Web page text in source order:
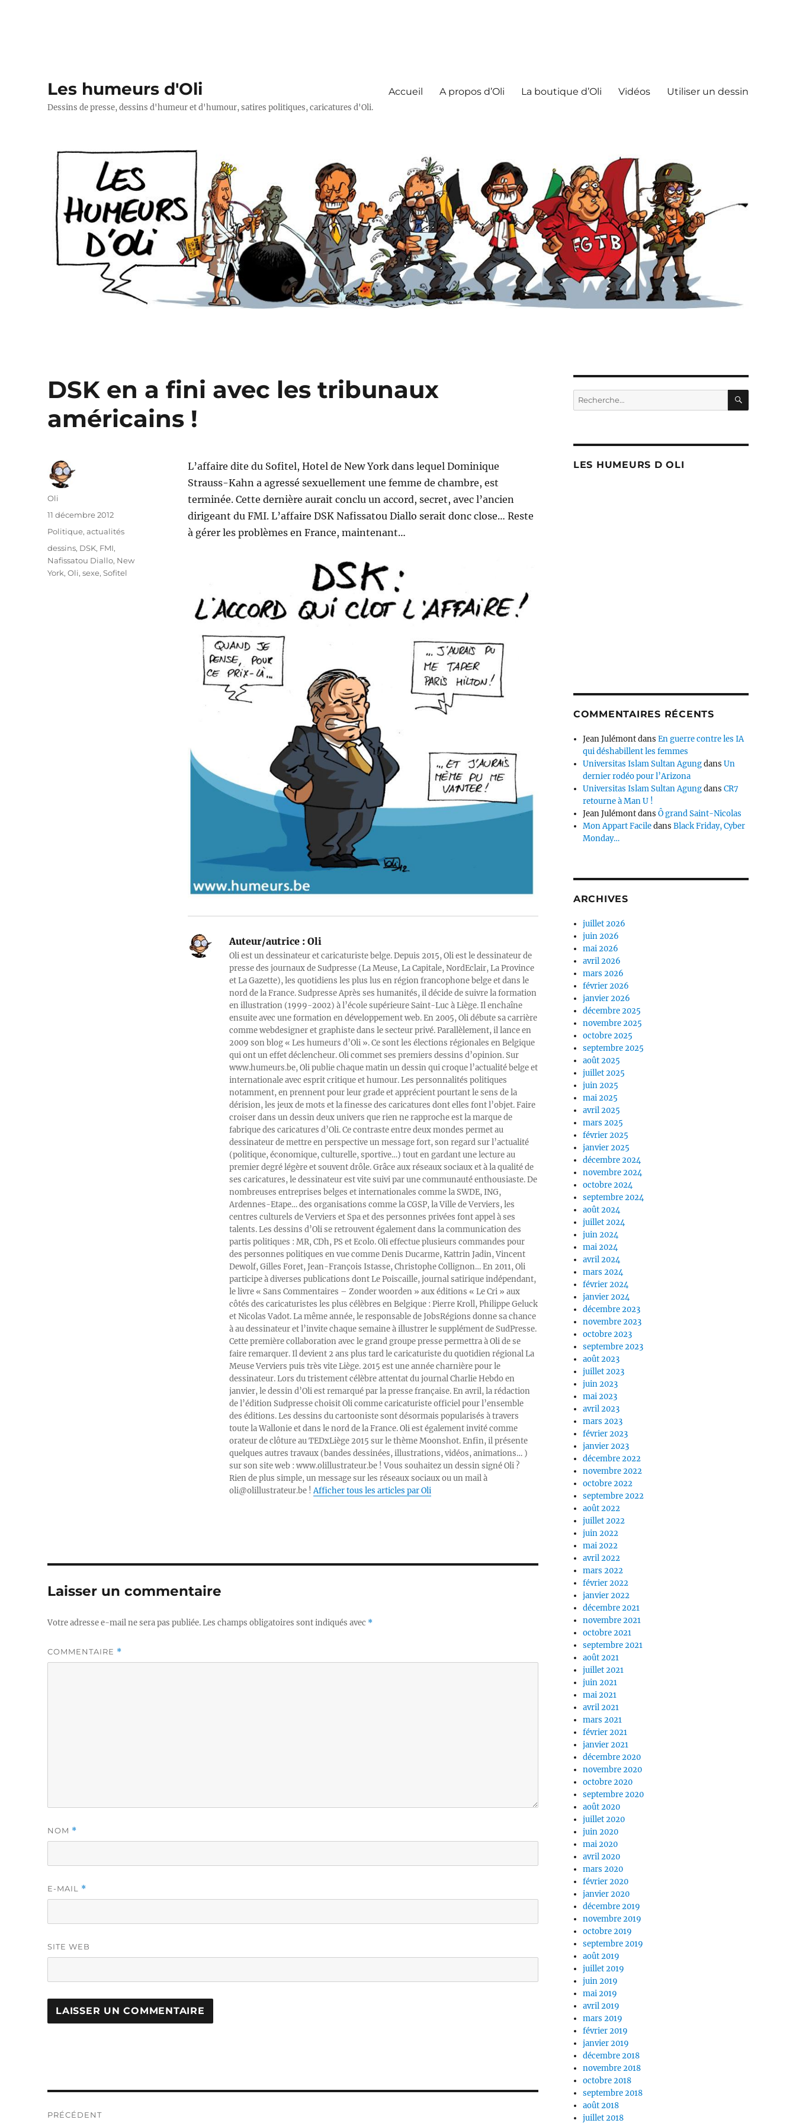
Les humeurs d'Oli
Dessins de presse, dessins d'humeur et d'humour, satires politiques, caricatures d'Oli.
Accueil A propos d’Oli La boutique d’Oli Vidéos Utiliser un dessin
DSK en a fini avec les tribunaux
américains !
L’affaire dite du Sofitel, Hotel de New York dans lequel Dominique
Strauss-Kahn a agressé sexuellement une femme de chambre, est
terminée. Cette dernière aurait conclu un accord, secret, avec l’ancien
dirigeant du FMI. L’affaire DSK Nafissatou Diallo serait donc close… Reste
à gérer les problèmes en France, maintenant…
Auteur/autrice :Oli
Oli est un dessinateur et caricaturiste belge. Depuis 2015, Oli est le dessinateur de
presse des journaux de Sudpresse (La Meuse, La Capitale, NordEclair, La Province
et La Gazette), les quotidiens les plus lus en région francophone belge et dans le
nord de la France. Sudpresse Après ses humanités, il décide de suivre la formation
en illustration (1999-2002) à l’école supérieure Saint-Luc à Liège. Il enchaîne
ensuite avec une formation en développement web. En 2005, Oli débute sa carrière
comme webdesigner et graphiste dans le secteur privé. Parallèlement, il lance en
2009 son blog « Les humeurs d’Oli ». Ce sont les élections régionales en Belgique
qui ont un effet déclencheur. Oli commet ses premiers dessins d’opinion. Sur
www.humeurs.be, Oli publie chaque matin un dessin qui croque l’actualité belge et
internationale avec esprit critique et humour. Les personnalités politiques
notamment, en prennent pour leur grade et apprécient pourtant le sens de la
dérision, les jeux de mots et la finesse des caricatures dont elles font l’objet. Faire
croiser dans un dessin deux univers que rien ne rapproche est la marque de
fabrique des caricatures d’Oli. Ce contraste entre deux mondes permet au
dessinateur de mettre en perspective un message fort, son regard sur l’actualité
(politique, économique, culturelle, sportive…) tout en gardant une lecture au
premier degré légère et souvent drôle. Grâce aux réseaux sociaux et à la qualité de
ses caricatures, le dessinateur est vite suivi par une communauté enthousiaste. De
nombreuses entreprises belges et internationales comme la SWDE, ING,
Ardennes-Etape… des organisations comme la CGSP, la Ville de Verviers, les
centres culturels de Verviers et Spa et des personnes privées font appel à ses
talents. Les dessins d’Oli se retrouvent également dans la communication des
partis politiques : MR, CDh, PS et Ecolo. Oli effectue plusieurs commandes pour
des personnes politiques en vue comme Denis Ducarme, Kattrin Jadin, Vincent
Dewolf, Gilles Foret, Jean-François Istasse, Christophe Collignon… En 2011, Oli
participe à diverses publications dont Le Poiscaille, journal satirique indépendant,
le livre « Sans Commentaires – Zonder woorden » aux éditions « Le Cri » aux
côtés des caricaturistes les plus célèbres en Belgique : Pierre Kroll, Philippe Geluck
et Nicolas Vadot. La même année, le responsable de JobsRégions donne sa chance
à au dessinateur et l’invite chaque semaine à illustrer le supplément de SudPresse.
Cette première collaboration avec le grand groupe presse permettra à Oli de se
faire remarquer. Il devient 2 ans plus tard le caricaturiste du quotidien régional La
Meuse Verviers puis très vite Liège. 2015 est une année charnière pour le
dessinateur. Lors du tristement célèbre attentat du journal Charlie Hebdo en
janvier, le dessin d’Oli est remarqué par la presse française. En avril, la rédaction
de l’édition Sudpresse choisit Oli comme caricaturiste officiel pour l’ensemble
des éditions. Les dessins du cartooniste sont désormais popularisés à travers
toute la Wallonie et dans le nord de la France. Oli est également invité comme
orateur de clôture au TEDxLiège 2015 sur le thème Moonshot. Enfin, il présente
quelques autres travaux (bandes dessinées, illustrations, vidéos, animations… )
sur son site web : www.olillustrateur.be ! Vous souhaitez un dessin signé Oli ?
Rien de plus simple, un message sur les réseaux sociaux ou un mail à
oli@olillustrateur.be !Afficher tous les articles par Oli
Auteur
Oli
Publié
11 décembre 2012
Catégories
Politique, actualités
Étiquettes
dessins, DSK, FMI,
Nafissatou Diallo, New
York,Oli,sexe,Sofitel
Laisser un commentaire
Votre adresse e-mail ne sera pas publiée.Les champs obligatoires sont indiqués avec *
COMMENTAIRE *
NOM *
E-MAIL *
SITE WEB
PRÉCÉDENT
Recherche
pour :
LES HUMEURS D OLI
COMMENTAIRES RÉCENTS
Jean JulémontdansEn guerre contre les IA
qui déshabillent les femmes
Universitas Islam Sultan AgungdansUn
dernier rodéo pour l’Arizona
Universitas Islam Sultan AgungdansCR7
retourne à Man U !
Jean JulémontdansÔ grand Saint-Nicolas
Mon Appart FaciledansBlack Friday, Cyber
Monday…
ARCHIVES
juillet 2026
juin 2026
mai 2026
avril 2026
mars 2026
février 2026
janvier 2026
décembre 2025
novembre 2025
octobre 2025
septembre 2025
août 2025
juillet 2025
juin 2025
mai 2025
avril 2025
mars 2025
février 2025
janvier 2025
décembre 2024
novembre 2024
octobre 2024
septembre 2024
août 2024
juillet 2024
juin 2024
mai 2024
avril 2024
mars 2024
février 2024
janvier 2024
décembre 2023
novembre 2023
octobre 2023
septembre 2023
août 2023
juillet 2023
juin 2023
mai 2023
avril 2023
mars 2023
février 2023
janvier 2023
décembre 2022
novembre 2022
octobre 2022
septembre 2022
août 2022
juillet 2022
juin 2022
mai 2022
avril 2022
mars 2022
février 2022
janvier 2022
décembre 2021
novembre 2021
octobre 2021
septembre 2021
août 2021
juillet 2021
juin 2021
mai 2021
avril 2021
mars 2021
février 2021
janvier 2021
décembre 2020
novembre 2020
octobre 2020
septembre 2020
août 2020
juillet 2020
juin 2020
mai 2020
avril 2020
mars 2020
février 2020
janvier 2020
décembre 2019
novembre 2019
octobre 2019
septembre 2019
août 2019
juillet 2019
juin 2019
mai 2019
avril 2019
mars 2019
février 2019
janvier 2019
décembre 2018
novembre 2018
octobre 2018
septembre 2018
août 2018
juillet 2018